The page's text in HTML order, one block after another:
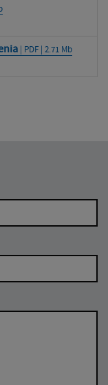
| PDF | 2.71 Mb